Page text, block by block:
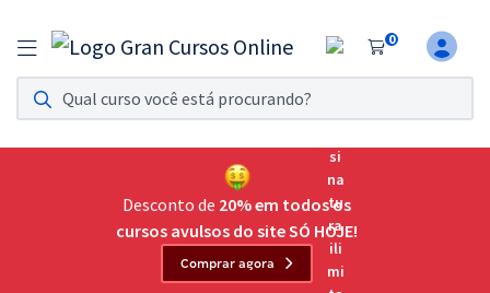
0
Assinatura Ilimitada 11
Acesso a todos os cursos. Teste grátis por 7 dias!
Assinatura OAB Até Passar
Acesso ilimitado a toda preparação para o Exame da
Residências Multiprofissionais
Desconto de 20% em todos os
cursos avulsos do site SÓ HOJE!
Comprar agora